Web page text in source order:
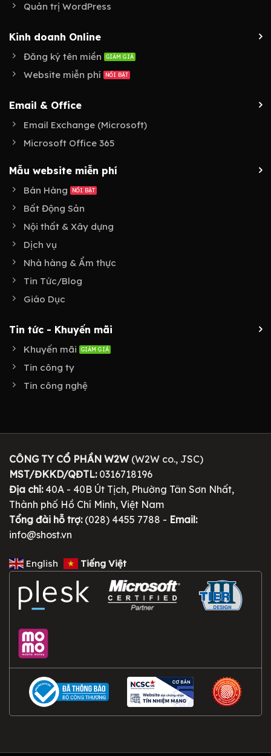
Quản trị WordPress
Kinh doanh Online
Đăng ký tên miền
Website miễn phí
Email & Office
Email Exchange (Microsoft)
Microsoft Office 365
Mẫu website miễn phí
Bán Hàng
Bất Động Sản
Nội thất & Xây dựng
Dịch vụ
Nhà hàng & Ẩm thực
Tin Tức/Blog
Giáo Dục
Tin tức - Khuyến mãi
Khuyến mãi
Tin công ty
Tin công nghệ
CÔNG TY CỔ PHẦN W2W(W2W co., JSC)
MST/ĐKKD/QĐTL:0316718196
Địa chỉ:40A - 40B Út Tịch, Phường Tân Sơn Nhất,
Thành phố Hồ Chí Minh, Việt Nam
Tổng đài hỗ trợ:(028) 4455 7788 - Email:
info@shost.vn
English Tiếng Việt